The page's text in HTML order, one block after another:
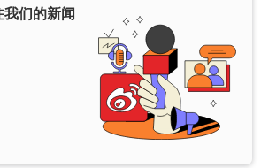
们的新闻